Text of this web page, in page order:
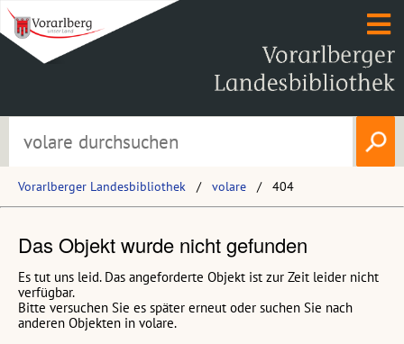
Vorarlberger Landesbibliothek volare 404
Das Objekt wurde nicht gefunden
Es tut uns leid. Das angeforderte Objekt ist zur Zeit leider nicht
verfügbar.
Bitte versuchen Sie es später erneut oder suchen Sie nach
anderen Objekten in volare.